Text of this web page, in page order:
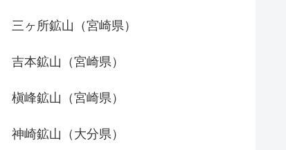
三ヶ所鉱山（宮崎県）
吉本鉱山（宮崎県）
槇峰鉱山（宮崎県）
神崎鉱山（大分県）